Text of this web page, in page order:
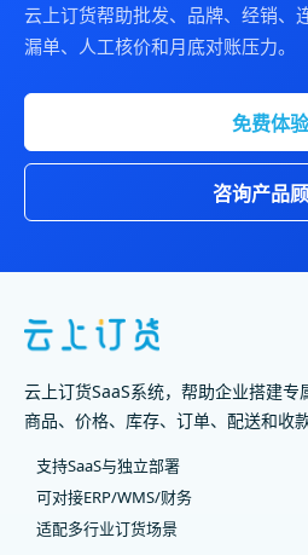
云上订货帮助批发、品牌、经销、
漏单、人工核价和月底对账压力。
免费体验
咨询产品
云上订货SaaS系统，帮助企业搭建专
商品、价格、库存、订单、配送和收款
支持SaaS与独立部署
可对接ERP/WMS/财务
适配多行业订货场景